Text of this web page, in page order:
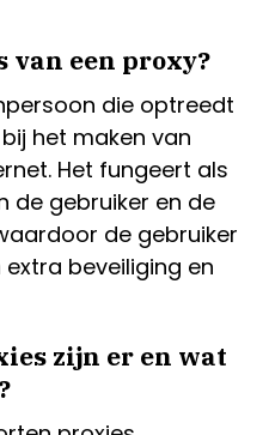
van een proxy?
die optreedt
het maken van
Het fungeert als
de gebruiker en de
de gebruiker
beveiliging en
zijn er en wat